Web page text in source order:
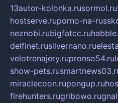
13autor-kolonka.rusormol.ru
hostserve.ruporno-na-
neznobi.rubigfatcc.ru
delfinet.rusilvernano.ru
velotrenajery.rupronso54.ru
show-pets.ru
miraclecoon.rupongup.ru
firehunters.rugribowo.ru